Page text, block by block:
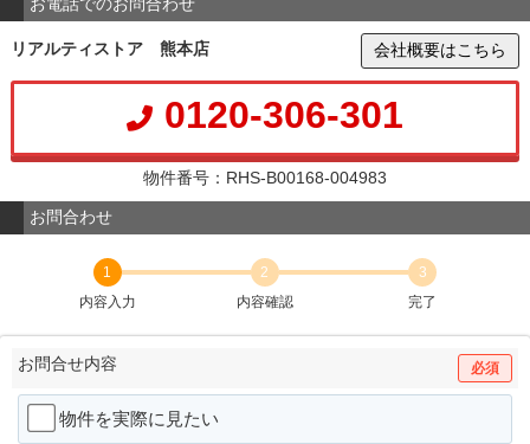
リアルティストア 熊本店 会社概要はこちら
0120-306-301
物件番号：RHS-B00168-004983
お問合わせ
1
内容入力
2
内容確認
3
完了
お問合せ内容 必須
物件を実際に見たい